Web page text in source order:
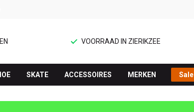
VOORRAAD IN ZIERIKZEE
SKATE ACCESSOIRES MERKEN Sale